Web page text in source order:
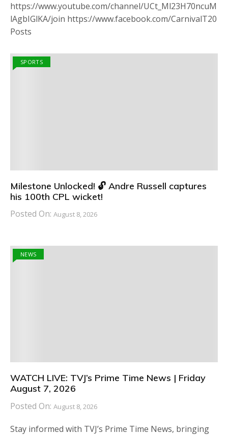
https://www.youtube.com/channel/UCt_Ml23H70ncuM
lAgbIGlKA/join https://www.facebook.com/CarnivalT20
Posts
SPORTS
Milestone Unlocked! 🔓 Andre Russell captures
his 100th CPL wicket!
Posted On: August 8, 2026
NEWS
WATCH LIVE: TVJ’s Prime Time News | Friday
August 7, 2026
Posted On: August 8, 2026
Stay informed with TVJ’s Prime Time News, bringing